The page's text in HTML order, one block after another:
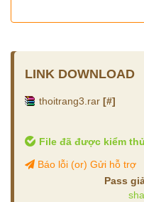
LINK DOWNLOAD
thoitrang3.rar [#]
File đã được kiểm
Báo lỗi (or) Gửi hỗ trợ
Pass